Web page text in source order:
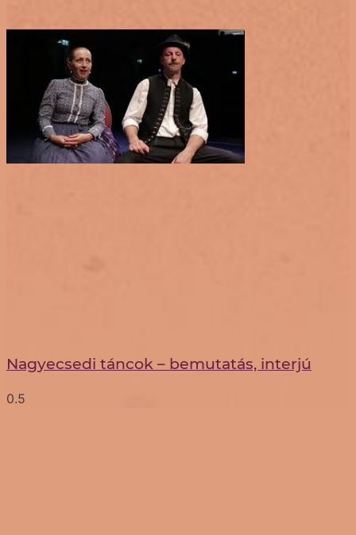
Nagyecsedi táncok – bemutatás, interjú